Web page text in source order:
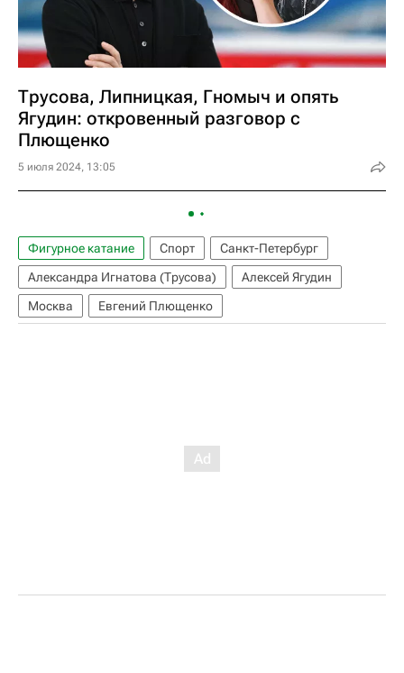
Трусова, Липницкая, Гномыч и опять
Ягудин: откровенный разговор с
Плющенко
5 июля 2024, 13:05
Фигурное катание Спорт
Санкт-Петербург
Александра Игнатова (Трусова)
Алексей Ягудин
Москва
Евгений Плющенко